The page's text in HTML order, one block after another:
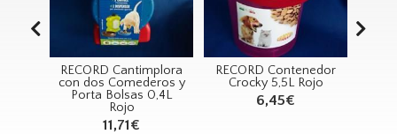
RECORD Cantimplora
con dos Comederos y
Porta Bolsas 0,4L
Rojo
11,71€
RECORD Contenedor
Crocky 5,5L Rojo
6,45€